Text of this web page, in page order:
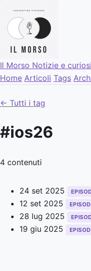
Il Morso Notizie e
Home Articoli Tags
← Tutti i tag
#ios26
4 contenuti
24 set 2025
12 set 2025
28 lug 2025
19 giu 2025